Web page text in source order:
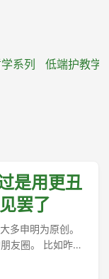
系列 低端护教学
是用更丑
罢了
多申明为原创。
友圈。 比如昨天
链接了，自己找